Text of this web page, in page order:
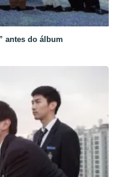
antes do álbum